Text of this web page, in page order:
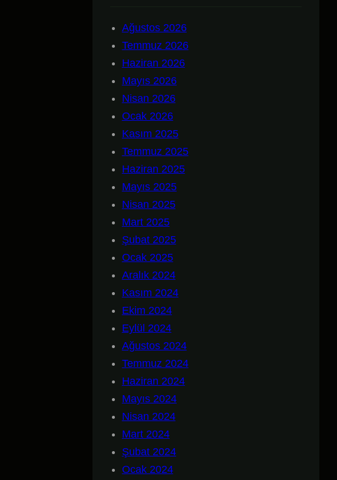
Ağustos 2026
Temmuz 2026
Haziran 2026
Mayıs 2026
Nisan 2026
Ocak 2026
Kasım 2025
Temmuz 2025
Haziran 2025
Mayıs 2025
Nisan 2025
Mart 2025
Şubat 2025
Ocak 2025
Aralık 2024
Kasım 2024
Ekim 2024
Eylül 2024
Ağustos 2024
Temmuz 2024
Haziran 2024
Mayıs 2024
Nisan 2024
Mart 2024
Şubat 2024
Ocak 2024